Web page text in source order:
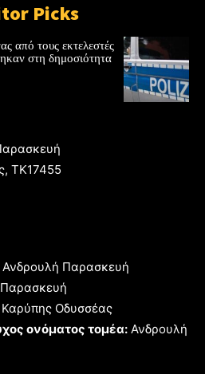
Picks
από τους εκτελεστές
στη δημοσιότητα
TK17455
Ανδρουλή Παρασκευή
Καρύπης Οδυσσέας
ονόματος τομέα: Ανδρουλή